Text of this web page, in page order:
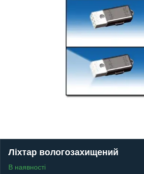
Ліхтар вологозахищений
В наявності